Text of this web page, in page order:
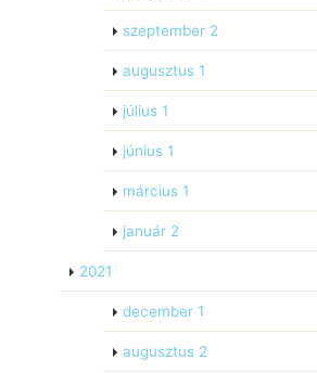
szeptember 2
augusztus 1
július 1
június 1
március 1
január 2
2021
december 1
augusztus 2